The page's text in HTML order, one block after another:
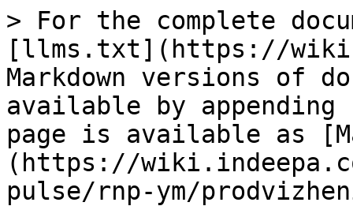
> For the complete
[llms.txt](https://
Markdown versions of
available by
page is available as
(https://
pulse/rnp-ym/